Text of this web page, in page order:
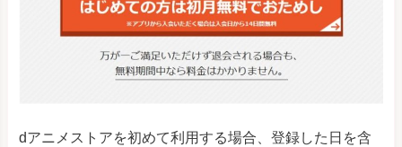
dアニメストアを初めて利用する場合、登録した日を含